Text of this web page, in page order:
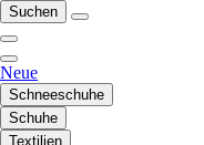
Suchen
Neue
Schneeschuhe
Schuhe
Textilien